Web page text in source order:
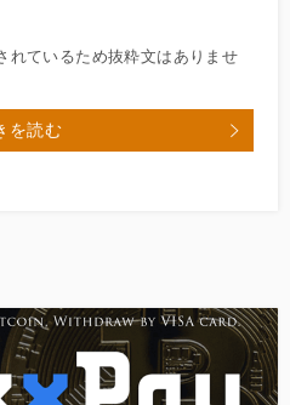
れているため抜粋文はありませ
を読む